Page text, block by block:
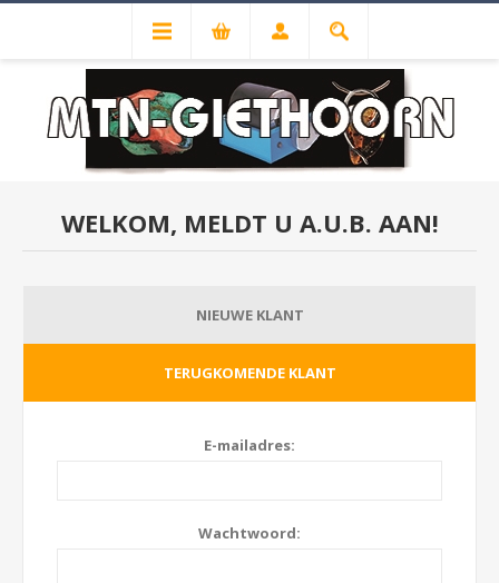
WELKOM, MELDT U A.U.B. AAN!
NIEUWE KLANT
TERUGKOMENDE KLANT
E-mailadres:
Wachtwoord: